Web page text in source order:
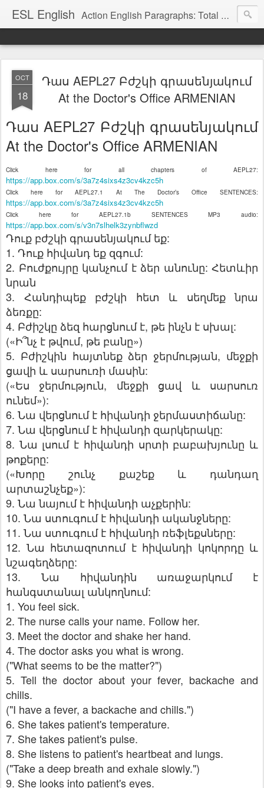
ESL English Action English Paragraphs: Total Physical Response (TPR) Paragraphs for the High School and Adult Language Student
OCT
18
Դաս AEPL27 Բժշկի գրասենյակում
At the Doctor's Office ARMENIAN
Դաս AEPL27 Բժշկի գրասենյակում
At the Doctor's Office ARMENIAN
Click here for all chapters of AEPL27:
https://app.box.com/s/3a7z4sixs4z3cv4kzc5h
Click here for AEPL27.1 At The Doctor’s Office SENTENCES:
https://app.box.com/s/3a7z4sixs4z3cv4kzc5h
Click here for AEPL27.1b SENTENCES MP3 audio:
https://app.box.com/s/v3n7slhelk3zynbflwzd
Դուք բժշկի գրասենյակում եք:
1. Դուք հիվանդ եք զգում:
2. Բուժքույրը կանչում է ձեր անունը: Հետևիր
նրան
3. Հանդիպեք բժշկի հետ և սեղմեք նրա
ձեռքը:
4. Բժիշկը ձեզ հարցնում է, թե ինչն է սխալ:
(«Ի՞նչ է թվում, թե բանը»)
5. Բժիշկին հայտնեք ձեր ջերմության, մեջքի
ցավի և սարսուռի մասին:
(«Ես ջերմություն, մեջքի ցավ և սարսուռ
ունեմ»):
6. Նա վերցնում է հիվանդի ջերմաստիճանը:
7. Նա վերցնում է հիվանդի զարկերակը:
8. Նա լսում է հիվանդի սրտի բաբախյունը և
թոքերը:
(«Խորը շունչ քաշեք և դանդաղ
արտաշնչեք»):
9. Նա նայում է հիվանդի աչքերին:
10. Նա ստուգում է հիվանդի ականջները:
11. Նա ստուգում է հիվանդի ռեֆլեքսները:
12. Նա հետազոտում է հիվանդի կոկորդը և
նշագեղձերը:
13. Նա հիվանդին առաջարկում է
հանգստանալ անկողնում:
1. You feel sick.
2. The nurse calls your name. Follow her.
3. Meet the doctor and shake her hand.
4. The doctor asks you what is wrong.
("What seems to be the matter?")
5. Tell the doctor about your fever, backache and
chills.
("I have a fever, a backache and chills.")
6. She takes patient's temperature.
7. She takes patient's pulse.
8. She listens to patient's heartbeat and lungs.
("Take a deep breath and exhale slowly.")
9. She looks into patient's eyes.